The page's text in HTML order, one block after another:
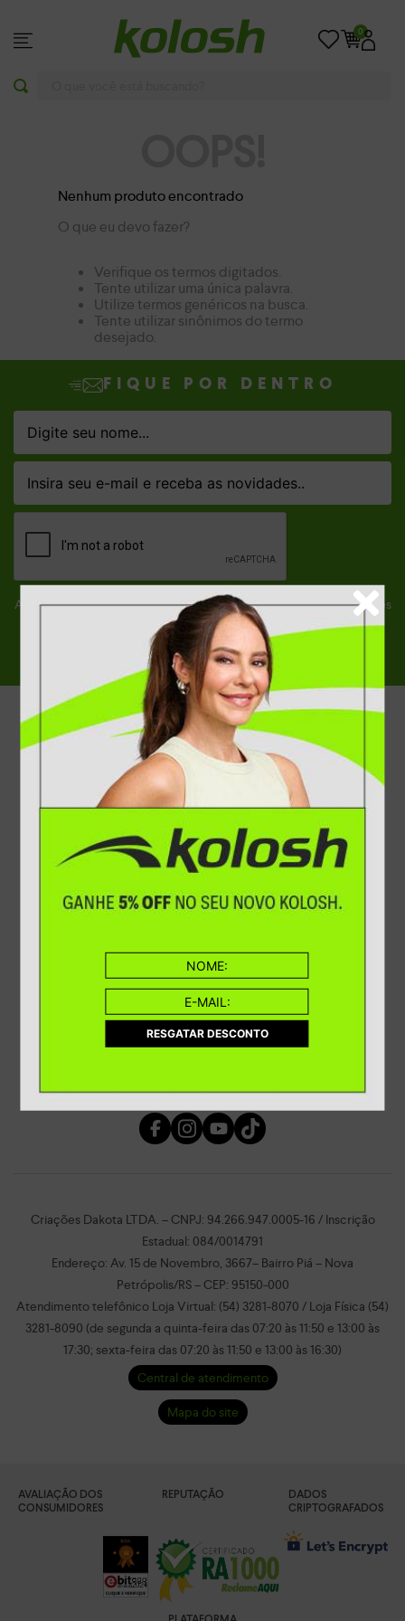
0
O que você está buscando?
RESGATAR DESCONTO
Nenhum produto encontrado
O que eu devo fazer?
Verifique os termos digitados.
Tente utilizar uma única palavra.
Utilize termos genéricos na busca.
Tente utilizar sinônimos do termo
desejado.
FIQUE POR DENTRO
Ao clicar em ASSINAR declaro que concordo em receber novidades
e promoções da Dakota e suas marcas.
Confira nossa
Política de privacidade
ASSINAR
Atendimento
A empresa
Condições gerais de compra
Política de privacidade
Troca e Devolução
Vale Presente
Clube de Águias
Sustentabilidade
Criações Dakota LTDA. – CNPJ: 94.266.947.0005-16 / Inscrição
Estadual: 084/0014791
Endereço: Av. 15 de Novembro, 3667– Bairro Piá – Nova
Petrópolis/RS – CEP: 95150-000
Atendimento telefônico Loja Virtual: (54) 3281-8070 / Loja Física (54)
3281-8090 (de segunda a quinta-feira das 07:20 às 11:50 e 13:00 às
17:30; sexta-feira das 07:20 às 11:50 e 13:00 às 16:30)
Central de atendimento
Mapa do site
AVALIAÇÃO DOS
CONSUMIDORES
REPUTAÇÃO
DADOS
CRIPTOGRAFADOS